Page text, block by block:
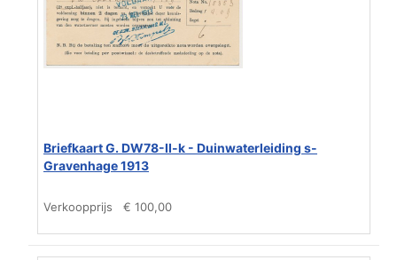
Briefkaart G. DW78-II-k - Duinwaterleiding s-
Gravenhage 1913
Verkoopprijs € 100,00